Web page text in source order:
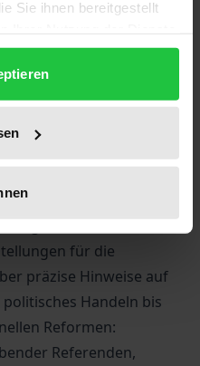
Sie ihnen bereitgestellt
Deutschen – auch ihrer
Funktionsprobleme
Polarisierung,
Analysen all dessen,
für die
präzise Hinweise auf
Handeln bis
Reformen:
Referenden,